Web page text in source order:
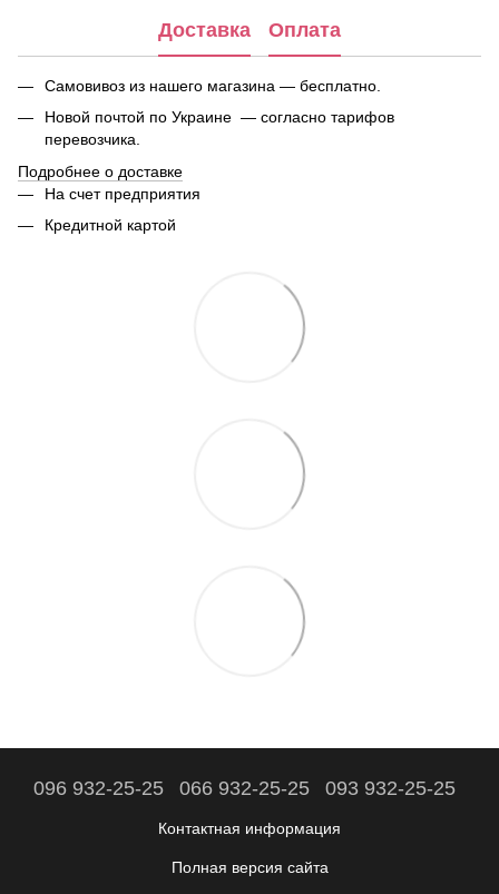
Доставка Оплата
Самовивоз из нашего магазина — бесплатно.
Новой почтой по Украине — согласно тарифов
перевозчика.
Подробнее о доставке
На счет предприятия
Кредитной картой
096 932-25-25 066 932-25-25 093 932-25-25
Контактная информация
Полная версия сайта